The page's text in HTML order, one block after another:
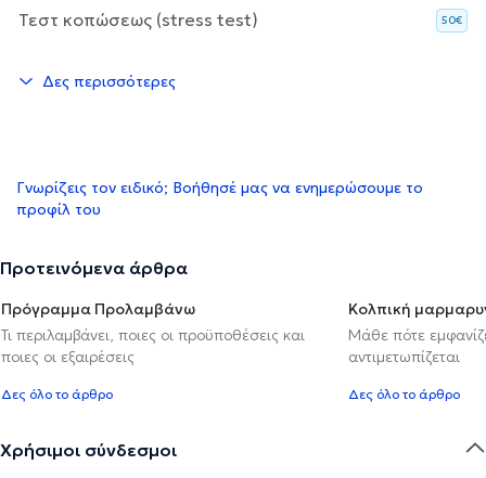
Τεστ κοπώσεως (stress test) 50€
Δες περισσότερες
Γνωρίζεις τον ειδικό; Βοήθησέ μας να ενημερώσουμε το
προφίλ του
Προτεινόμενα άρθρα
Πρόγραμμα Προλαμβάνω
Τι περιλαμβάνει, ποιες οι προϋποθέσεις και
ποιες οι εξαιρέσεις
Δες όλο το άρθρο
Κολπική
Μάθε πότε
αντιμετωπίζεται
Δες όλο το άρθρο
Χρήσιμοι σύνδεσμοι